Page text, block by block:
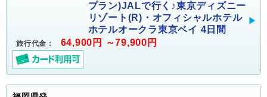
プラン)JALで行く♪東京ディズニー
リゾート(R)・オフィシャルホテル
ホテルオークラ東京ベイ 4日間
旅行代金： 64,900円 ～79,900円